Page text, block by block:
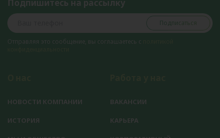
Подпишитесь на рассылку
Подписаться
Отправляя это сообщение, вы соглашаетесь с
НОВОСТИ КОМПАНИИ
ИСТОРИЯ
ВАКАНСИИ
КАРЬЕРА